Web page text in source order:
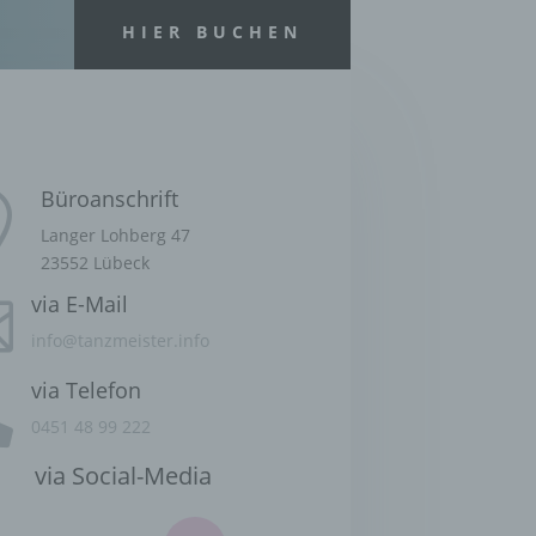
HIER BUCHEN
Büroanschrift
Langer Lohberg 47
23552 Lübeck
via E-Mail
info@tanzmeister.info
via Telefon
0451 48 99 222
via Social-Media
das